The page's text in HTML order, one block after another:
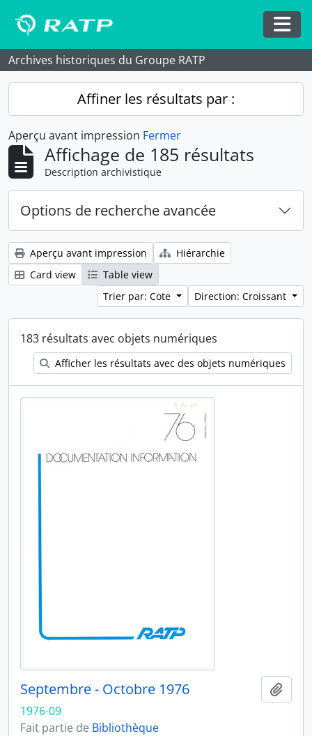
Archives historiques du Groupe RATP
Affiner les résultats par :
Aperçu avant impression Fermer
Affichage de 185 résultats
Description archivistique
Options de recherche avancée
Aperçu avant impression
Hiérarchie
Card view
Table view
Trier par: Cote
Direction: Croissant
183 résultats avec objets numériques
Afficher les résultats avec des objets numériques
Septembre - Octobre 1976
1976-09
Fait partie de Bibliothèque